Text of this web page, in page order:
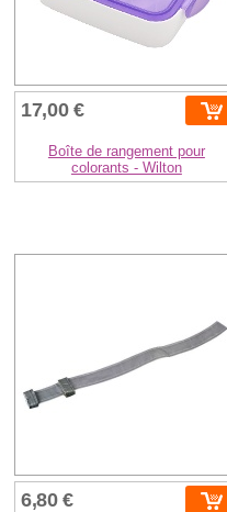
17,00 €
Boîte de rangement pour
colorants - Wilton
6,80 €